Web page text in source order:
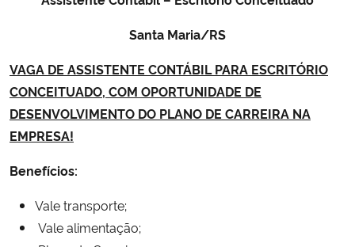
Santa Maria/RS
VAGA DE ASSISTENTE CONTÁBIL PARA ESCRITÓRIO
CONCEITUADO, COM OPORTUNIDADE DE
DESENVOLVIMENTO DO PLANO DE CARREIRA NA
EMPRESA!
Benefícios:
Vale transporte;
Vale alimentação;